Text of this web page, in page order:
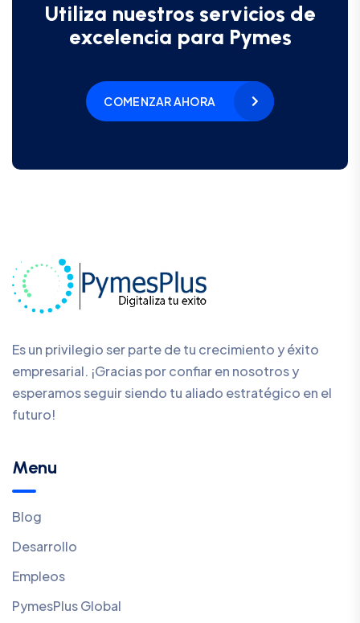
Utiliza nuestros servicios de
excelencia para Pymes
COMENZAR AHORA
Es un privilegio ser parte de tu crecimiento y éxito
empresarial. ¡Gracias por confiar en nosotros y
esperamos seguir siendo tu aliado estratégico en el
futuro!
Menu
Blog
Desarrollo
Empleos
PymesPlus Global